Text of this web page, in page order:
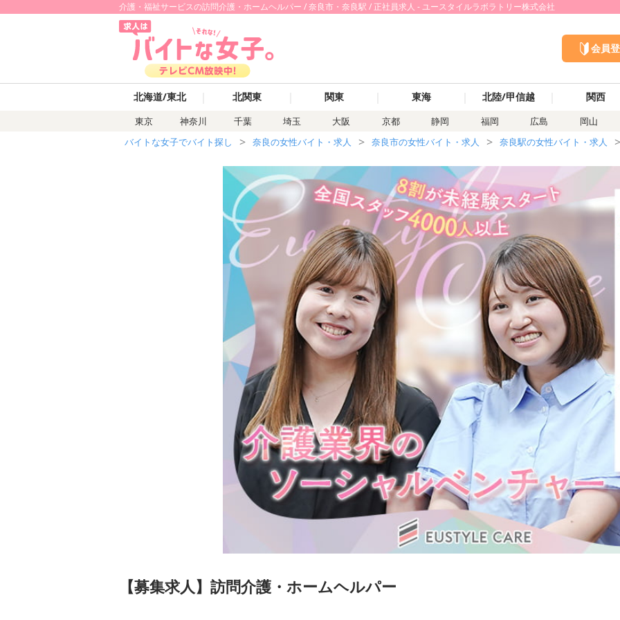
介護・福祉サービスの訪問介護・ホームヘルパー / 奈良市・奈良駅 / 正社員求人 - ユースタイルラボラトリー株式会社
会員
北海道/東北 北関東 関東 東海 北陸/甲信越 関西
東京 神奈川 千葉 埼玉 大阪 京都 静岡 福岡 広島
岡山
バイトな女子でバイト探し
奈良の女性バイト・求人 奈良市の女性バイト・求人 奈良駅の女性バイト・求人
【募集求人】訪問介護・ホームヘルパー